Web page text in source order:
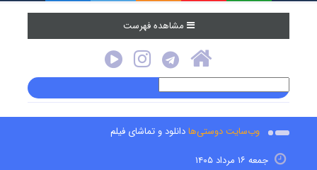
مشاهده فهرست
وب‌سایت دوستی‌هادانلود و تماشای فیلم
جمعه ۱۶ مرداد ۱۴۰۵